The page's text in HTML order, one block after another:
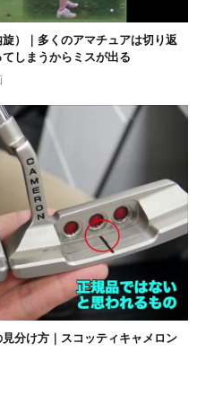
）｜多くのアマチュアは切り返
しまうからミスが出る
分け方｜スコッティキャメロン